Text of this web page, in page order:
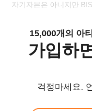
자기자본은 아니지만
15,000개의 아
가입하
걱정마세요.